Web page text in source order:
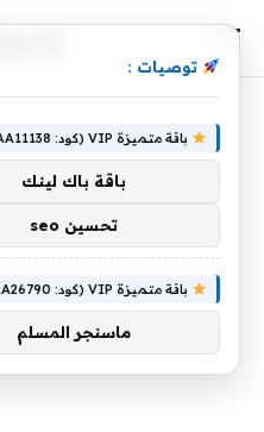
توصيات :
باقة متميزة VIP (كود: AA11138):
باقة باك لينك
تحسين seo
باقة متميزة VIP (كود: AA26790):
ماسنجر المسلم